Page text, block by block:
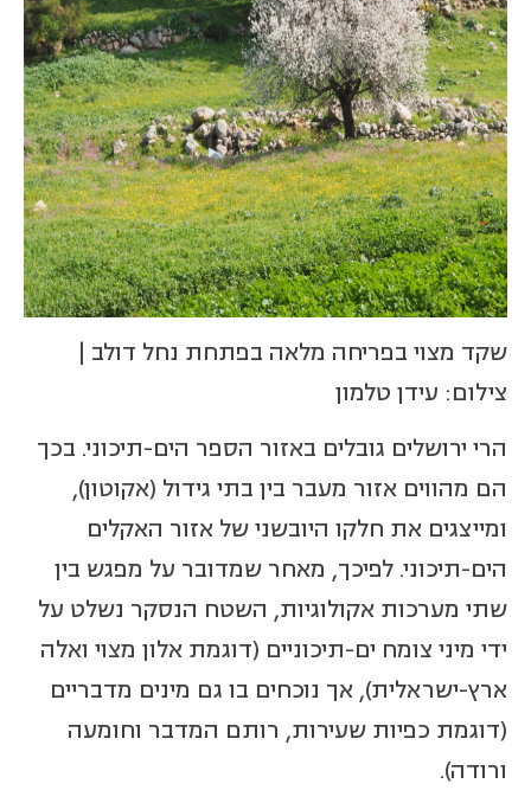
שקד מצוי בפריחה מלאה בפתחת נחל דולב |
צילום: עידן טלמון
הרי ירושלים גובלים באזור הספר הים-תיכוני. בכך
הם מהווים אזור מעבר בין בתי גידול (אקוטון),
ומייצגים את חלקו היובשני של אזור האקלים
הים-תיכוני. לפיכך, מאחר שמדובר על מפגש בין
שתי מערכות אקולוגיות, השטח הנסקר נשלט על
ידי מיני צומח ים-תיכוניים (דוגמת אלון מצוי ואלה
ארץ-ישראלית), אך נוכחים בו גם מינים מדבריים
(דוגמת כפיות שעירות, רותם המדבר וחומעה
ורודה).